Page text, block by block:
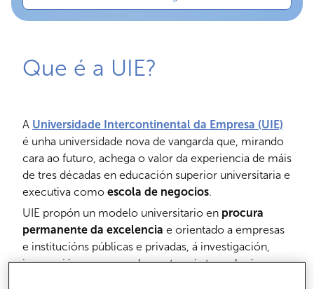
Que é a UIE?
A Universidade Intercontinental da Empresa (UIE)
é unha universidade nova de vangarda que, mirando
cara ao futuro, achega o valor da experiencia de máis
de tres décadas en educación superior universitaria e
executiva como escola de negocios.
UIE propón un modelo universitario en procura
permanente da excelencia e orientado a empresas
e institucións públicas e privadas, á investigación,
innovación, o emprendemento e ás tecnoloxías